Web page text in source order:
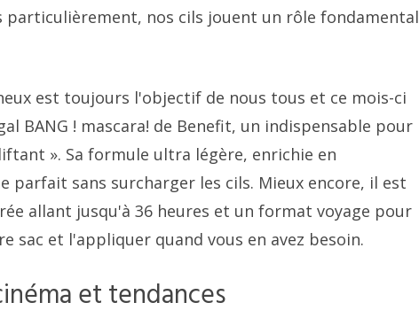
particulièrement, nos cils jouent un rôle fondamental
est toujours l'objectif de nous tous et ce mois-ci
BANG ! mascara! de Benefit, un indispensable pour
». Sa formule ultra légère, enrichie en
parfait sans surcharger les cils. Mieux encore, il est
allant jusqu'à 36 heures et un format voyage pour
sac et l'appliquer quand vous en avez besoin.
et tendances